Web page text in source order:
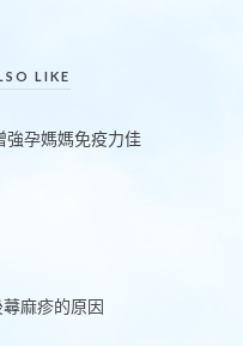
LIKE
強孕媽媽免疫力佳
麻疹的原因